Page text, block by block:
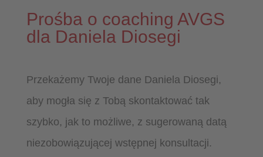
Prośba o coaching AVGS
dla Daniela Diosegi
Przekażemy Twoje dane Daniela Diosegi,
aby mogła się z Tobą skontaktować tak
szybko, jak to możliwe, z sugerowaną datą
niezobowiązującej wstępnej konsultacji.